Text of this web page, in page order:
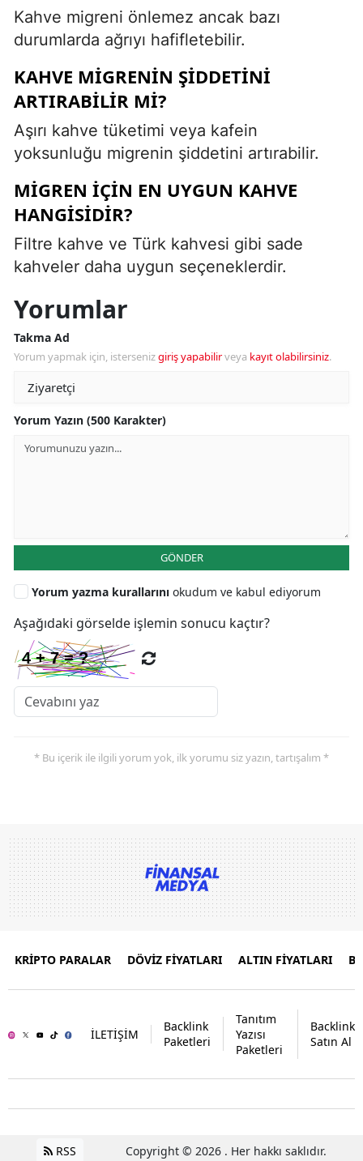
Kahve migreni önlemez ancak bazı
durumlarda ağrıyı hafifletebilir.
KAHVE MIGRENIN ŞIDDETINI
ARTIRABILIR MI?
Aşırı kahve tüketimi veya kafein
yoksunluğu migrenin şiddetini artırabilir.
MIGREN İÇIN EN UYGUN KAHVE
HANGISIDIR?
Filtre kahve ve Türk kahvesi gibi sade
kahveler daha uygun seçeneklerdir.
Yorumlar
Takma Ad
Yorum yapmak için, istersenizgiriş yapabilirveya kayıt olabilirsiniz.
Yorum Yazın (500 Karakter)
GÖNDER
Yorum yazma kurallarını okudum ve kabul ediyorum
Aşağıdaki görselde işlemin sonucu kaçtır?
* Bu içerik ile ilgili yorum yok, ilk yorumu siz yazın, tartışalım *
KRİPTO PARALAR DÖVİZ FİYATLARI ALTIN FİYATLARI
İLETİŞİM
Backlink
Paketleri
Tanıtım
Yazısı
Paketleri
Backlink
Satın Al
RSS Copyright © 2026 . Her hakkı saklıdır.